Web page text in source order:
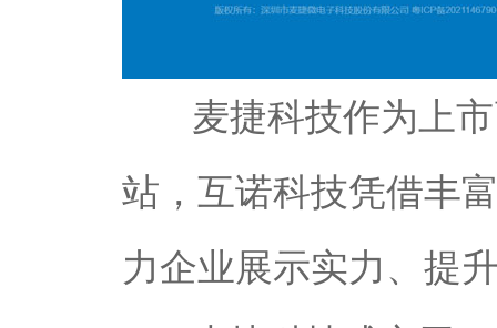
麦捷科技作为上市
站，互诺科技凭借丰
力企业展示实力、提